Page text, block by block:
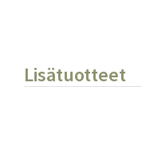
Lisätuotteet